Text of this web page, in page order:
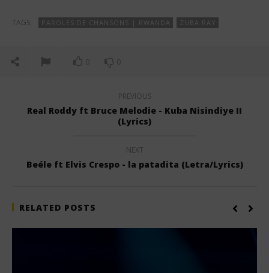
TAGS: PAROLES DE CHANSONS | RWANDA ZUBA RAY
0 0
PREVIOUS
Real Roddy ft Bruce Melodie - Kuba Nisindiye II
(Lyrics)
NEXT
Beéle ft Elvis Crespo - la patadita (Letra/Lyrics)
RELATED POSTS